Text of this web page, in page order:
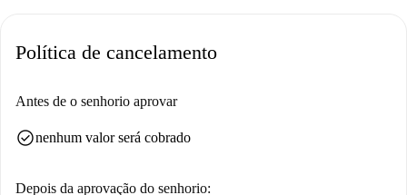
Política de cancelamento
Antes de o senhorio aprovar
check_circlenenhum valor será cobrado
Depois da aprovação do senhorio: